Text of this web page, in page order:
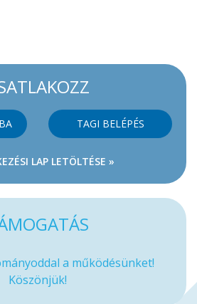
TAGI BELÉPÉS
LAP LETÖLTÉSE »
a működésünket!
Köszönjük!